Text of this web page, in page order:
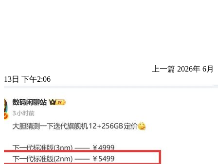
上一篇 2026年 6月
13日 下午2:06